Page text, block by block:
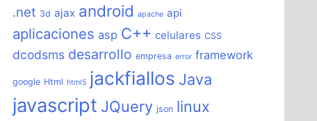
.net 3d ajax android apache api
aplicaciones asp C++ celulares CSS
dcodsms desarrollo empresa error framework
google Html html5 jackfiallos Java
javascript JQuery json linux